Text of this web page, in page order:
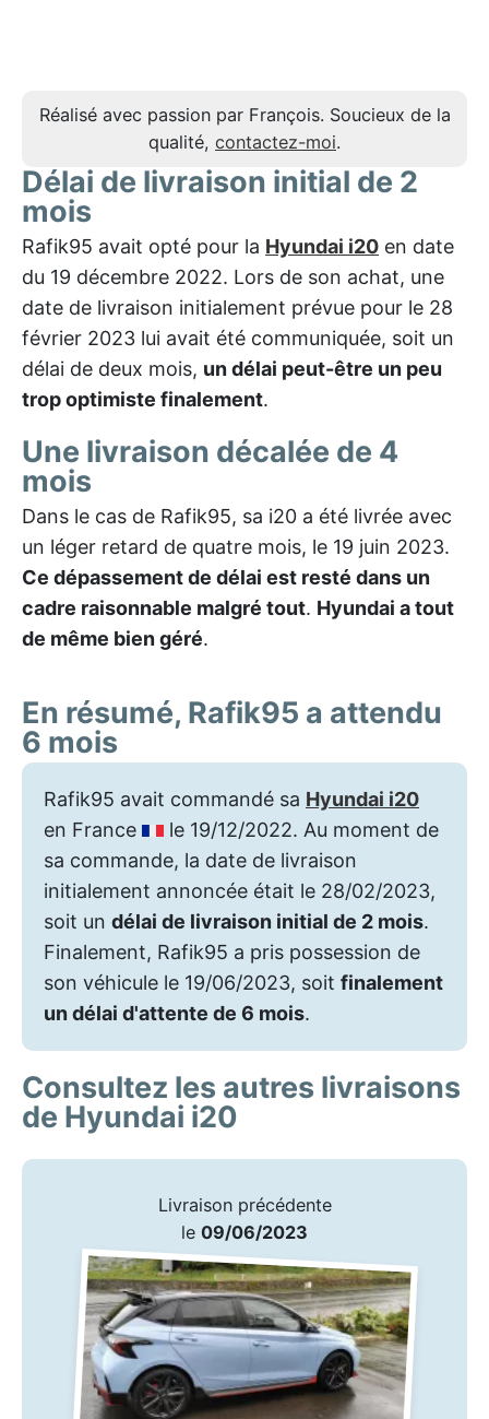
Réalisé avec passion par François. Soucieux de la
qualité, contactez-moi.
Délai de livraison initial de 2
mois
Rafik95 avait opté pour la Hyundai i20 en date
du 19 décembre 2022. Lors de son achat, une
date de livraison initialement prévue pour le 28
février 2023 lui avait été communiquée, soit un
délai de deux mois, un délai peut-être un peu
trop optimiste finalement.
Une livraison décalée de 4
mois
Dans le cas de Rafik95, sa i20 a été livrée avec
un léger retard de quatre mois, le 19 juin 2023.
Ce dépassement de délai est resté dans un
cadre raisonnable malgré tout. Hyundai a tout
de même bien géré.
En résumé, Rafik95 a attendu
6 mois
Rafik95 avait commandé sa Hyundai i20
en France
le 19/12/2022. Au moment de
sa commande, la date de livraison
initialement annoncée était le 28/02/2023,
soit un délai de livraison initial de 2 mois.
Finalement, Rafik95 a pris possession de
son véhicule le 19/06/2023, soit finalement
un délai d'attente de 6 mois.
Consultez les autres livraisons
de Hyundai i20
Livraison précédente
le 09/06/2023